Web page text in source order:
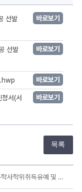
선발
바로보기
선발
바로보기
바로보기
서(서
바로보기
목록
및 수료자 졸업사정 신청 등 안내